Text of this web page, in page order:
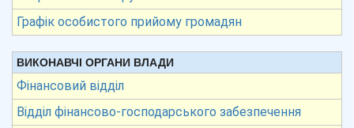
Графік особистого прийому громадян
ВИКОНАВЧІ ОРГАНИ ВЛАДИ
Фінансовий відділ
Відділ фінансово-господарського забезпечення